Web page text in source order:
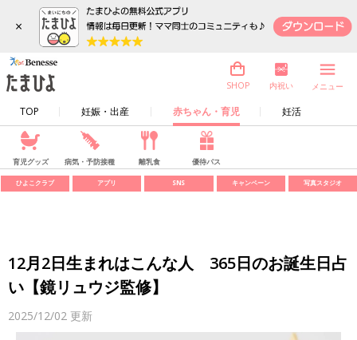
×
TOP 妊娠・出産 赤ちゃん・育児 妊活
SHOP 内祝い メニュー
育児グッズ 病気・予防接種 離乳食 優待パス
ひよこクラブ アプリ SNS キャンペーン 写真スタジオ
12月2日生まれはこんな人 365日のお誕生日占
い【鏡リュウジ監修】
2025/12/02 更新